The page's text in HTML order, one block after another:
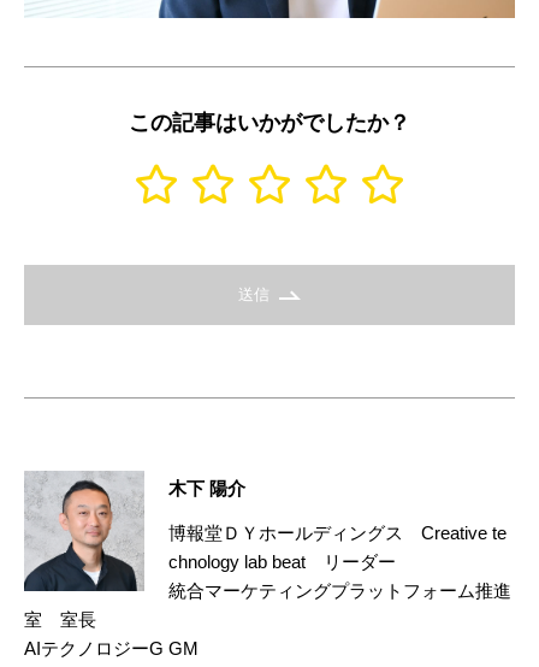
この記事はいかがでしたか？
送信
木下 陽介
博報堂ＤＹホールディングス Creative te
chnology lab beat リーダー
統合マーケティングプラットフォーム推進
室 室長
AIテクノロジーG GM